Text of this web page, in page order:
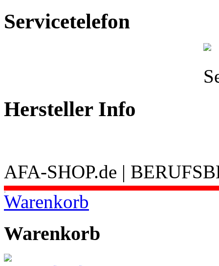
Servicetelefon
Hersteller Info
AFA-SHOP.de |
.
Warenkorb
Warenkorb